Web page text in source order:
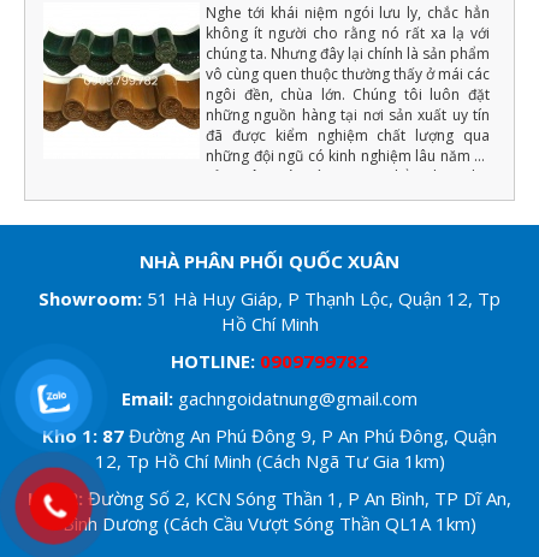
Nghe tới khái niệm ngói lưu ly, chắc hẳn
không ít người cho rằng nó rất xa lạ với
chúng ta. Nhưng đây lại chính là sản phẩm
vô cùng quen thuộc thường thấy ở mái các
ngôi đền, chùa lớn. Chúng tôi luôn đặt
những nguồn hàng tại nơi sản xuất uy tín
đã được kiểm nghiệm chất lượng qua
những đội ngũ có kinh nghiệm lâu năm về
sản xuât ngói tráng men (Chẳng hạn như
màu men phải đồng đều, chất lượng cốt
tố trên chúng tôi mới xuất hàng.
NHÀ PHÂN PHỐI QUỐC XUÂN
Showroom: 51 Hà Huy Giáp, P Thạnh Lộc, Quận 12, Tp
Hồ Chí Minh
HOTLINE: 0909799782
Email: gachngoidatnung@gmail.com
Kho 1: 87 Đường An Phú Đông 9, P An Phú Đông, Quận
12, Tp Hồ Chí Minh (Cách Ngã Tư Gia 1km)
Kho 2: Đường Số 2, KCN Sóng Thần 1, P An Bình, TP Dĩ An,
Bình Dương (Cách Cầu Vượt Sóng Thần QL1A 1km)